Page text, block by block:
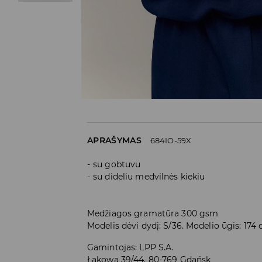
APRAŠYMAS 684IO-59X
su gobtuvu
su dideliu medvilnės kiekiu
Medžiagos gramatūra 300 gsm
Modelis dėvi dydį: S/36. Modelio ūgis: 174
Gamintojas: LPP S.A.
Łąkowa 39/44, 80-769 Gdańsk